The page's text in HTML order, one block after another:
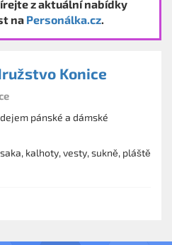
z aktuální nabídky
na Personálka.cz.
Konice
pánské a dámské
kalhoty, vesty, sukně, pláště